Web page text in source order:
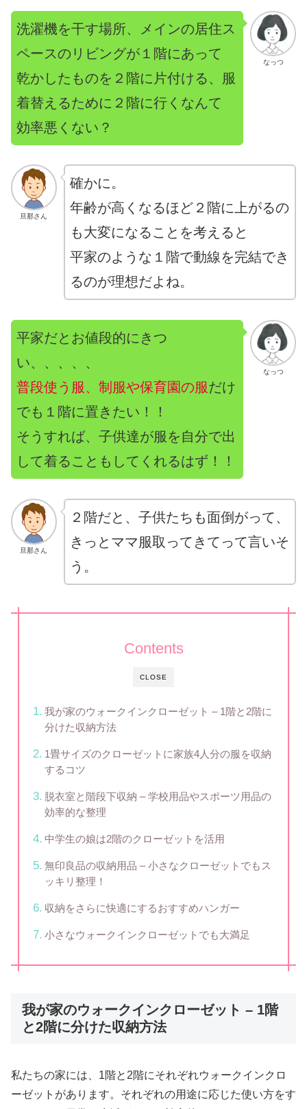
なっつ
洗濯機を干す場所、メインの居住ス
ペースのリビングが１階にあって
乾かしたものを２階に片付ける、服
着替えるために２階に行くなんて
効率悪くない？
旦那さん
確かに。
年齢が高くなるほど２階に上がるの
も大変になることを考えると
平家のような１階で動線を完結でき
るのが理想だよね。
なっつ
平家だとお値段的にきつ
い、、、、、
普段使う服、制服や保育園の服だけ
でも１階に置きたい！！
そうすれば、子供達が服を自分で出
して着ることもしてくれるはず！！
旦那さん
２階だと、子供たちも面倒がって、
きっとママ服取ってきてって言いそ
う。
CLOSE
Contents
我が家のウォークインクローゼット – 1階と2階に
分けた収納方法
1畳サイズのクローゼットに家族4人分の服を収納
するコツ
脱衣室と階段下収納 – 学校用品やスポーツ用品の
効率的な整理
中学生の娘は2階のクローゼットを活用
無印良品の収納用品 – 小さなクローゼットでもス
ッキリ整理！
収納をさらに快適にするおすすめハンガー
小さなウォークインクローゼットでも大満足
我が家のウォークインクローゼット – 1階
と2階に分けた収納方法
私たちの家には、1階と2階にそれぞれウォークインクロ
ーゼットがあります。それぞれの用途に応じた使い方をす